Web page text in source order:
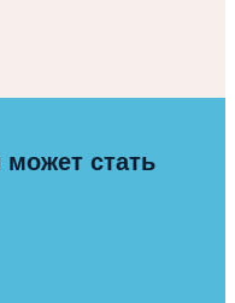
может стать